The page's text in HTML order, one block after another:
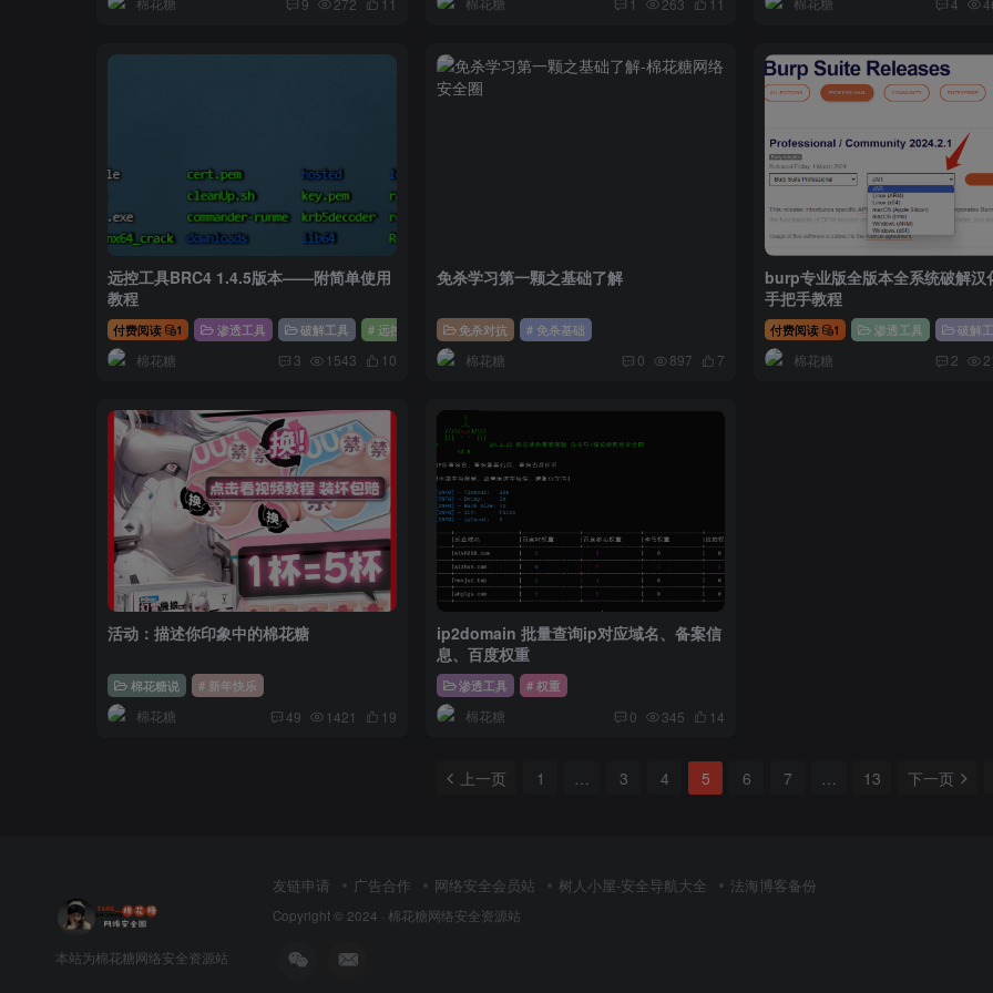
远控工具BRC4 1.4.5版本——附简单使用
教程
付费阅读 1 渗透工具 破解工具 # 远控
棉花糖 3 1543 10
免杀学习第一颗之基础了解
免杀对抗 # 免杀基础
棉花糖 0 897 7
burp专业版全版本全系统破解汉
手把手教程
付费阅读 1 渗透工具 破解
棉花糖 2
活动：描述你印象中的棉花糖
棉花糖说 # 新年快乐
棉花糖 49 1421 19
ip2domain 批量查询ip对应域名、备案信
息、百度权重
渗透工具 # 权重
棉花糖 0 345 14
上一页 1 … 3 4 5 6 7 … 13 下一页
本站为棉花糖网络安全资源站
友链申请 广告合作 网络安全会员站 树人小屋-安全导航大全 法海博客备份
Copyright © 2024 · 棉花糖网络安全资源站